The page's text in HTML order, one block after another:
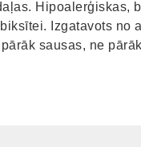
Hipoalerģiskas,
Izgatavots no
sausas, ne